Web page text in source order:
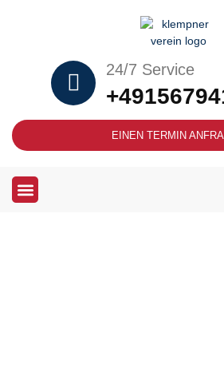
24/7 Service
EINEN TERMIN